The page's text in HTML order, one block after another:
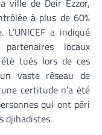
ville de Deir Ezzor,
à plus de 60%
L’UNICEF a indiqué
locaux
tués lors de ces
un vaste réseau de
certitude n’a été
qui ont péri
djihadistes.